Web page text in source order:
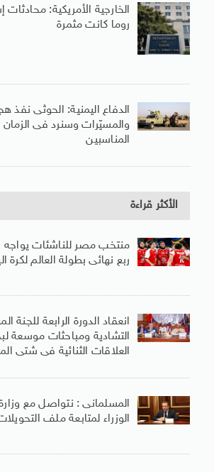
الخارجية الأمريكية:
روما كانت مثمرة
الدفاع اليمنية: الحوثى نفذ
والمسيّرات وسنرد فى الزمان
المناسبين
الأكثر قراءة
منتخب مصر للناشئات يواجه
ربع نهائى بطولة العالم لكرة
انعقاد الدورة الرابعة للجنة
التشادية ومباحثات موسعة
العلاقات الثنائية فى شتى
المسلمانى : نتواصل مع
الوزراء لمتابعة ملف